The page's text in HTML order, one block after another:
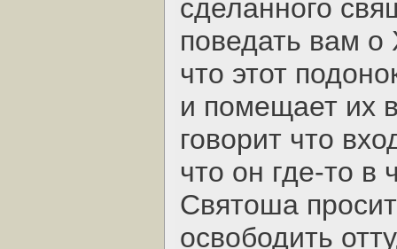
сделанного
поведать вам о
что этот
и помещает их
говорит что
что он где-то в
Святоша
освободить